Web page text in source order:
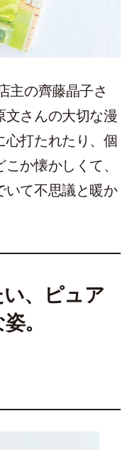
主の齊藤晶子さ
文さんの大切な漫
心打たれたり、個
か懐かしくて、
いて不思議と暖か
、ピュア
。